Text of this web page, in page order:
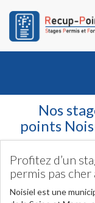
Nos
points
Profitez d’un
permis pas cher
Noisiel est une